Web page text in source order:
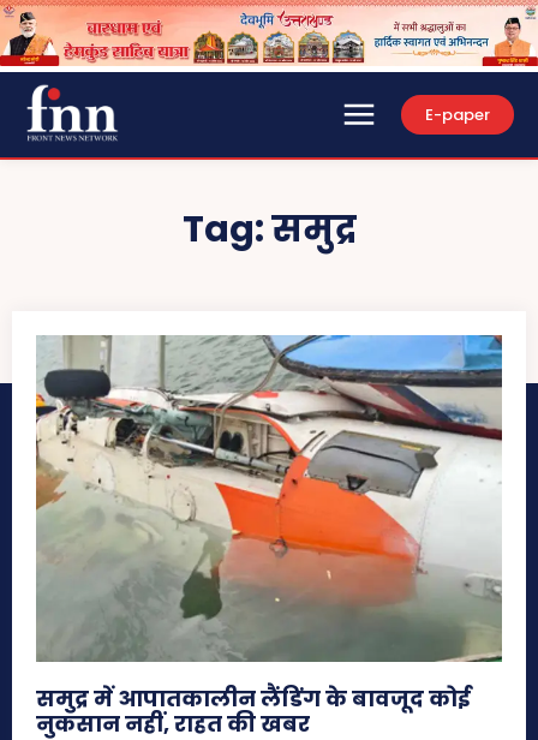
E-paper
Tag:समुद्र
समुद्र में आपातकालीन लैंडिंग के बावजूद कोई
नुकसान नहीं, राहत की खबर